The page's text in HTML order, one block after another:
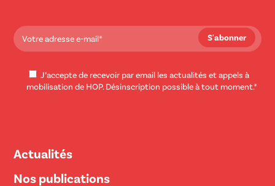
J’accepte de recevoir par email les actualités et appels à
mobilisation de HOP. Désinscription possible à tout moment.*
Actualités
Nos publications